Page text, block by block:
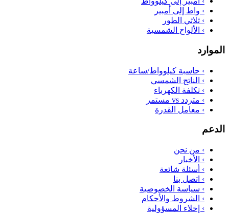
› واط إلى أمبير
› ثلاثي الطور
› الألواح الشمسية
الموارد
› حاسبة كيلوواط/ساعة
› الناتج الشمسي
› تكلفة الكهرباء
› متردد vs مستمر
› معامل القدرة
الدعم
› من نحن
› الأخبار
› أسئلة شائعة
› اتصل بنا
› سياسة الخصوصية
› الشروط والأحكام
› إخلاء المسؤولية